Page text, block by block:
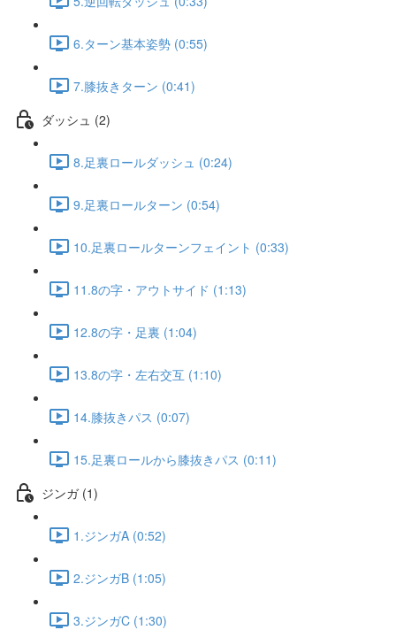
6.ターン基本姿勢 (0:55)
7.膝抜きターン (0:41)
ダッシュ (2)
8.足裏ロールダッシュ (0:24)
9.足裏ロールターン (0:54)
10.足裏ロールターンフェイント (0:33)
11.8の字・アウトサイド (1:13)
12.8の字・足裏 (1:04)
13.8の字・左右交互 (1:10)
14.膝抜きパス (0:07)
15.足裏ロールから膝抜きパス (0:11)
ジンガ (1)
1.ジンガA (0:52)
2.ジンガB (1:05)
3.ジンガC (1:30)